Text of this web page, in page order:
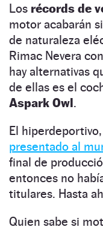
Los récords de
motor acabarán
de naturaleza
Rimac Nevera
hay alternativas
de ellas es el
Aspark Owl.
El
presentado al
final de
entonces no
titulares. Hasta
Quien sabe si